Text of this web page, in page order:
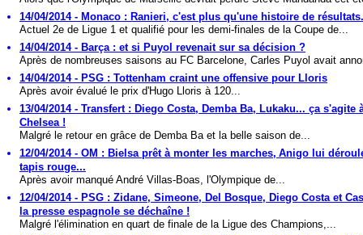
14/04/2014 - Monaco : Ranieri, c'est plus qu'une histoire de
Actuel 2e de Ligue 1 et qualifié pour les demi-finales de la Coupe de...
14/04/2014 - Barça : et si Puyol revenait sur sa décision ?
Après de nombreuses saisons au FC Barcelone, Carles Puyol avait
14/04/2014 - PSG : Tottenham craint une offensive pour Lloris
Après avoir évalué le prix d'Hugo Lloris à 120...
13/04/2014 - Transfert : Diego Costa, Demba Ba, Lukaku... ça s'agite
Chelsea !
Malgré le retour en grâce de Demba Ba et la belle saison de...
12/04/2014 - OM : Bielsa prêt à monter les marches, Anigo lui
tapis rouge...
Après avoir manqué André Villas-Boas, l'Olympique de...
12/04/2014 - PSG : Zidane, Simeone, Del Bosque, Diego Costa et
la presse espagnole se déchaîne !
Malgré l'élimination en quart de finale de la Ligue des Champions,...